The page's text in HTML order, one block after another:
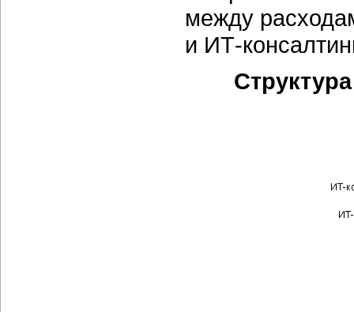
между
и ИТ-